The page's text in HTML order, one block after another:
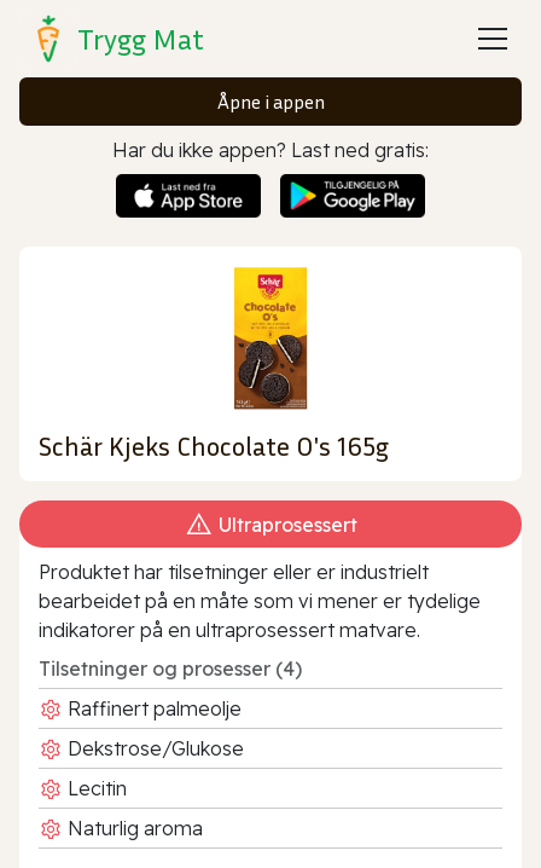
Trygg Mat
Åpne i appen
Har du ikke appen? Last ned gratis:
Schär Kjeks Chocolate O's 165g
Ultraprosessert
Produktet har tilsetninger eller er industrielt
bearbeidet på en måte som vi mener er tydelige
indikatorer på en ultraprosessert matvare.
Tilsetninger og prosesser (4)
Raffinert palmeolje
Dekstrose/Glukose
Lecitin
Naturlig aroma